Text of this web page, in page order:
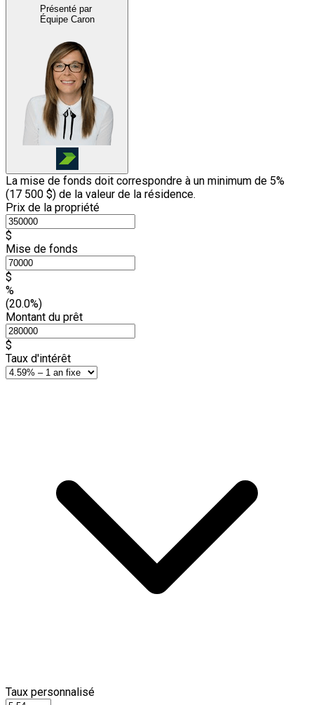
Présenté par
Équipe Caron
La mise de fonds doit correspondre à un minimum de 5%
(17 500 $) de la valeur de la résidence.
Prix de la propriété
$
Mise de fonds
$
%
(20.0%)
Montant du prêt
$
Taux d'intérêt
Taux personnalisé